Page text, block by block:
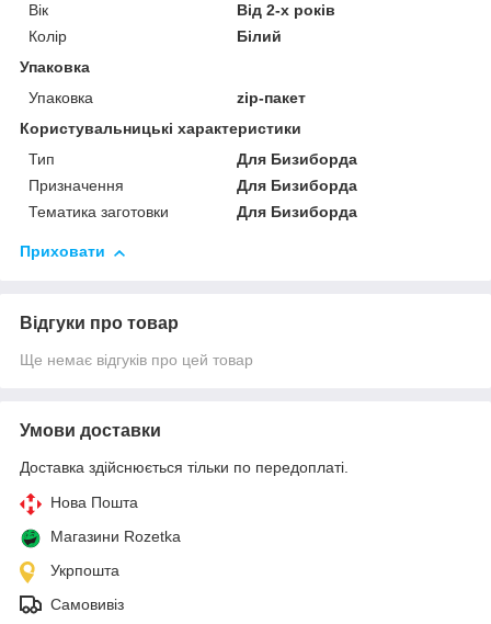
Вік
Від 2-х років
Колір
Білий
Упаковка
Упаковка
zip-пакет
Користувальницькі характеристики
Тип
Для Бизиборда
Призначення
Для Бизиборда
Тематика заготовки
Для Бизиборда
Приховати
Відгуки про товар
Ще немає відгуків про цей товар
Умови доставки
Доставка здійснюється тільки по передоплаті.
Нова Пошта
Магазини Rozetka
Укрпошта
Самовивіз